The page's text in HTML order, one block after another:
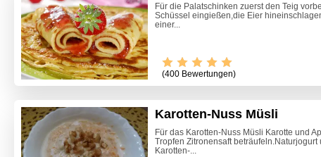
Für die Palatschinken zuerst den Teig
Schüssel eingießen,die Eier
einer...
(400 Bewertungen)
Karotten-Nuss Müsli
Für das Karotten-Nuss Müsli Karotte und
Tropfen Zitronensaft
Karotten-...